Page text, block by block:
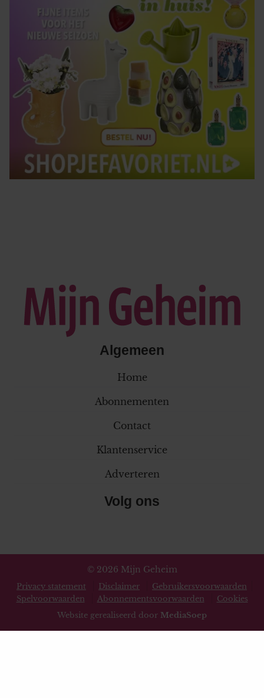
Algemeen
Home
Abonnementen
Contact
Klantenservice
Adverteren
Volg ons
© 2026 Mijn Geheim
Privacy statement Disclaimer
Gebruikersvoorwaarden
Spelvoorwaarden
Abonnementsvoorwaarden
Cookies
Website gerealiseerd door MediaSoep